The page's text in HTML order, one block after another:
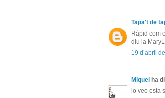
Tapa't de
Ràpid com
diu la
19 d’abril
Miquel ha
lo veo esta